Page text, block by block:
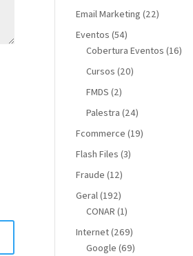
Email Marketing (22)
Eventos (54)
Cobertura Eventos (16)
Cursos (20)
FMDS (2)
Palestra (24)
Fcommerce (19)
Flash Files (3)
Fraude (12)
Geral(192)
CONAR (1)
Internet(269)
Google (69)